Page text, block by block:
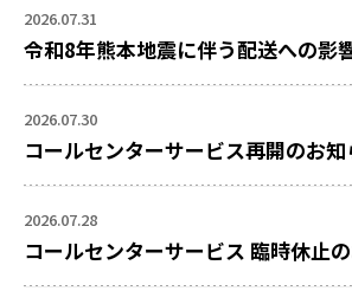
2026.07.31
令和8年熊本地震に伴う配送への影
2026.07.30
コールセンターサービス再開のお知
2026.07.28
コールセンターサービス 臨時休止